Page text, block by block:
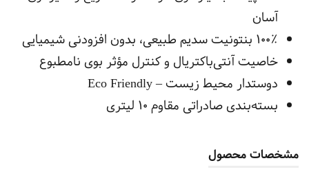
آسان
۱۰۰٪ بنتونیت سدیم طبیعی، بدون افزودنی شیمیایی
خاصیت آنتی‌باکتریال و کنترل مؤثر بوی نامطبوع
دوستدار محیط‌ زیست – Eco Friendly
بسته‌بندی صادراتی مقاوم ۱۰ لیتری
مشخصات محصول